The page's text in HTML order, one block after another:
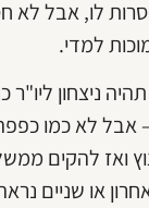
לו, אבל לא
למדי.
ניצחון
– אבל לא כמו
או שניים